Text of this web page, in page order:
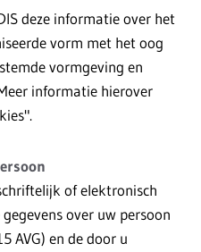
deze informatie over het
vorm met het oog
vormgeving en
informatie hierover
of elektronisch
over uw persoon
AVG) en de door u